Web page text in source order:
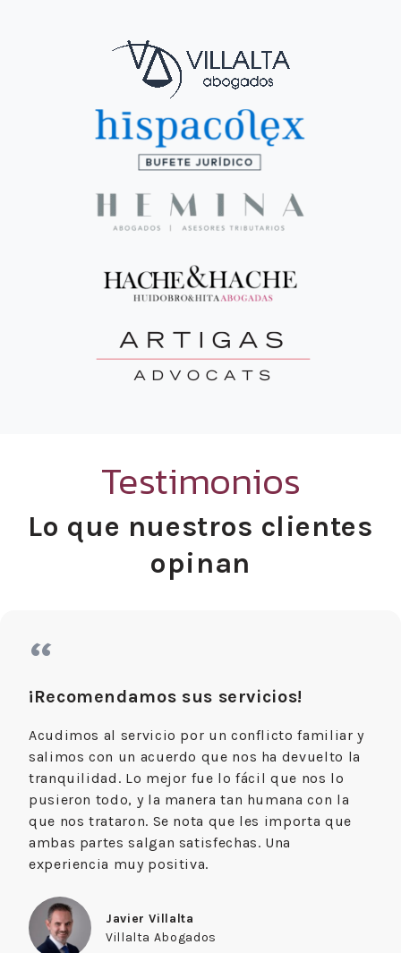
Testimonios
Lo que nuestros clientes
opinan
“
¡Recomendamos sus servicios!
Acudimos al servicio por un conflicto familiar y
salimos con un acuerdo que nos ha devuelto la
tranquilidad. Lo mejor fue lo fácil que nos lo
pusieron todo, y la manera tan humana con la
que nos trataron. Se nota que les importa que
ambas partes salgan satisfechas. Una
experiencia muy positiva.
Javier Villalta
Villalta Abogados